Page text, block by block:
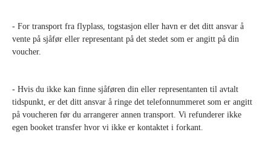
- For transport fra flyplass, togstasjon eller havn er det ditt ansvar å
vente på sjåfør eller representant på det stedet som er angitt på din
voucher.
- Hvis du ikke kan finne sjåføren din eller representanten til avtalt
tidspunkt, er det ditt ansvar å ringe det telefonnummeret som er angitt
på voucheren før du arrangerer annen transport. Vi refunderer ikke
egen booket transfer hvor vi ikke er kontaktet i forkant.